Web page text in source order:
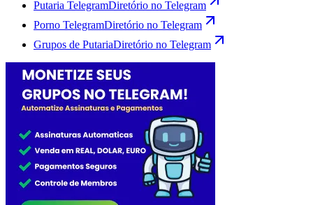
Putaria TelegramDiretório no Telegram
Porno TelegramDiretório no Telegram
Grupos de PutariaDiretório no Telegram